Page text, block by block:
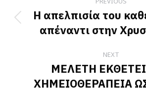
navigation Previous
post:
Η απελπισία του
απέναντι στην
NEXT
Next
post:
ΜΕΛΕΤΗ
ΧΗΜΕΙΟΘΕΡΑΠΕΙΑ